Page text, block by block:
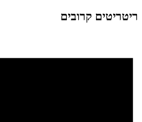
ריטריטים קרובים